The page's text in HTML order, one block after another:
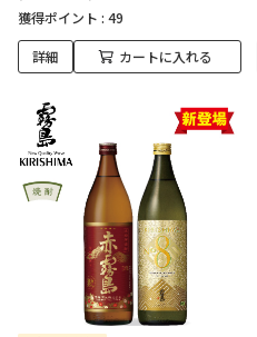
獲得ポイント : 49
詳細 カートに入れる